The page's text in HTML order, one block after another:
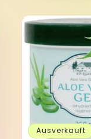
Ausverkauft